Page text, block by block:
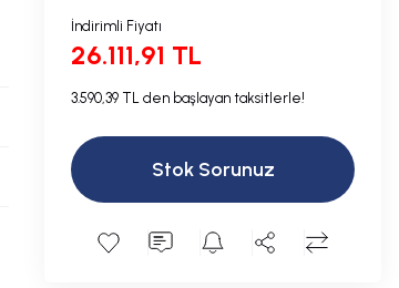
İndirimli Fiyatı
26.111,91 TL
3.590,39 TL den başlayan taksitlerle!
Stok Sorunuz